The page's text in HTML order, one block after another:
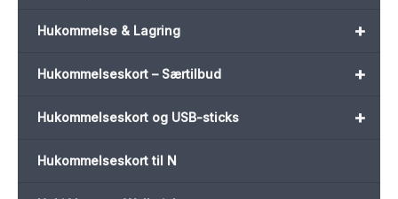
+
Hukommelse & Lagring
+
Hukommelseskort – Særtilbud
+
Hukommelseskort og USB-sticks
Hukommelseskort til N